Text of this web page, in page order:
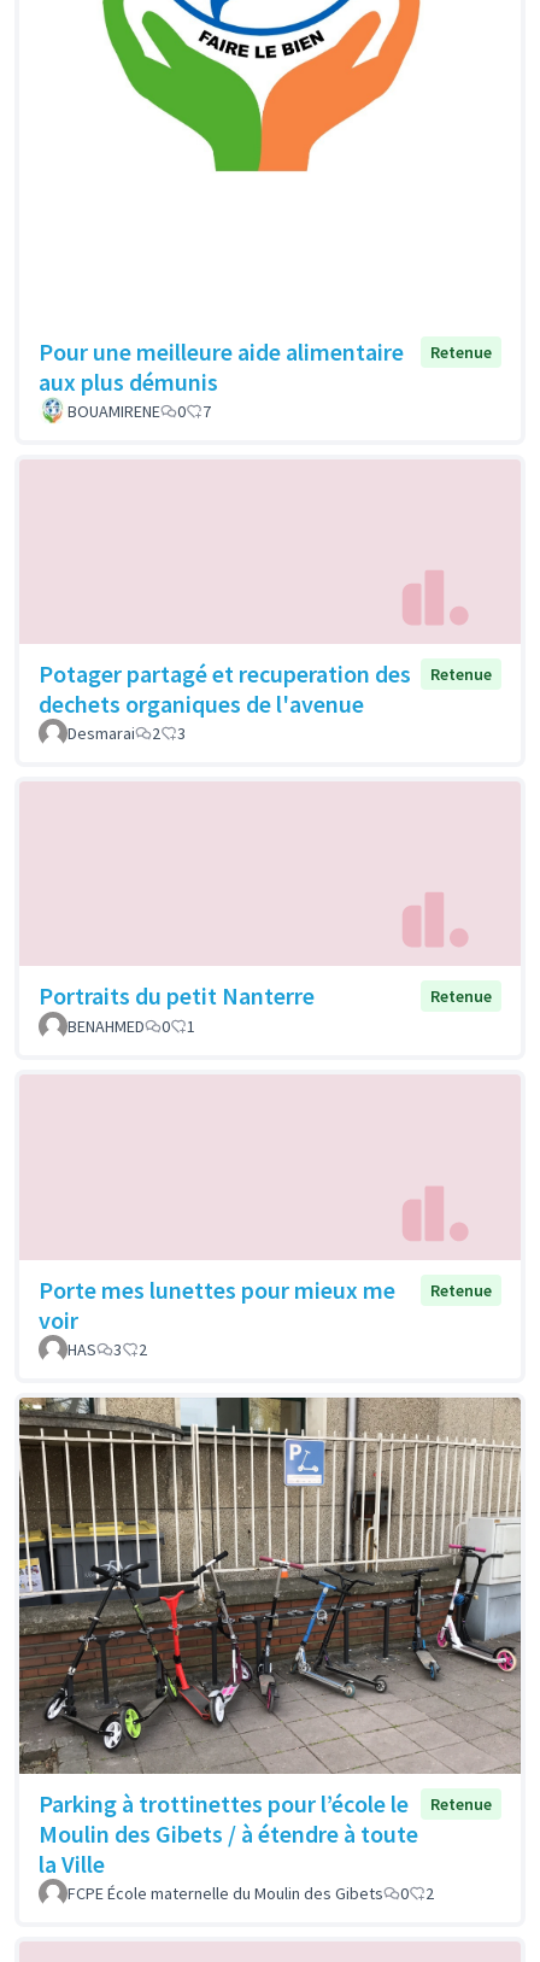
Pour une meilleure aide alimentaire
aux plus démunis
Retenue
BOUAMIRENE 0 7
Potager partagé et recuperation des
dechets organiques de l'avenue
Retenue
Desmarai 2 3
Portraits du petit Nanterre
Retenue
BENAHMED
0 1
Porte mes lunettes pour mieux me
voir
Retenue
HAS 3 2
Parking à trottinettes pour l’école le
Moulin des Gibets / à étendre à toute
la Ville
Retenue
FCPE École maternelle du Moulin des Gibets 0 2